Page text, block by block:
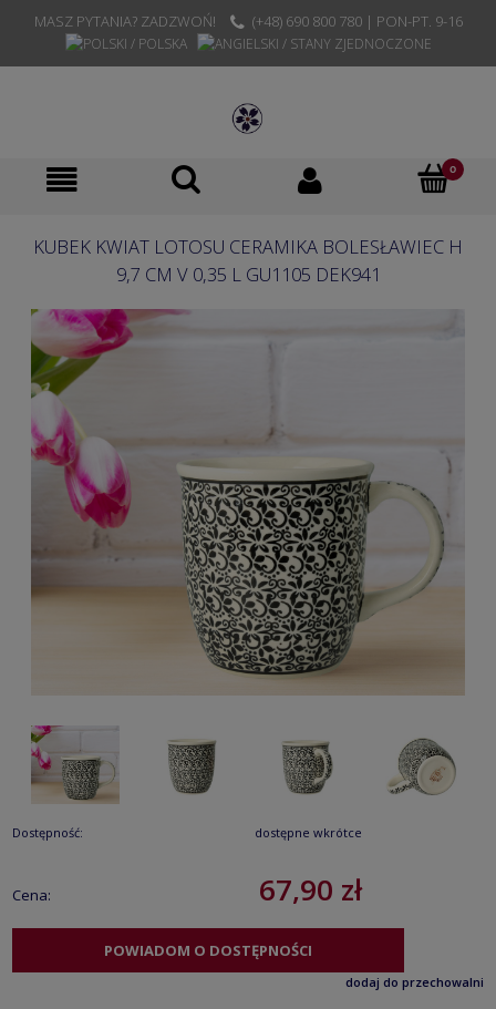
MASZ PYTANIA? ZADZWOŃ! (+48) 690 800 780 | PON-PT. 9-16
KUBEK KWIAT LOTOSU CERAMIKA BOLESŁAWIEC H
9,7 CM V 0,35 L GU1105 DEK941
Dostępność: dostępne wkrótce
Cena: 67,90 zł
POWIADOM O DOSTĘPNOŚCI
dodaj do przechowalni